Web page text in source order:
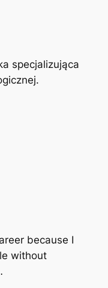
specjalizująca
because I
without